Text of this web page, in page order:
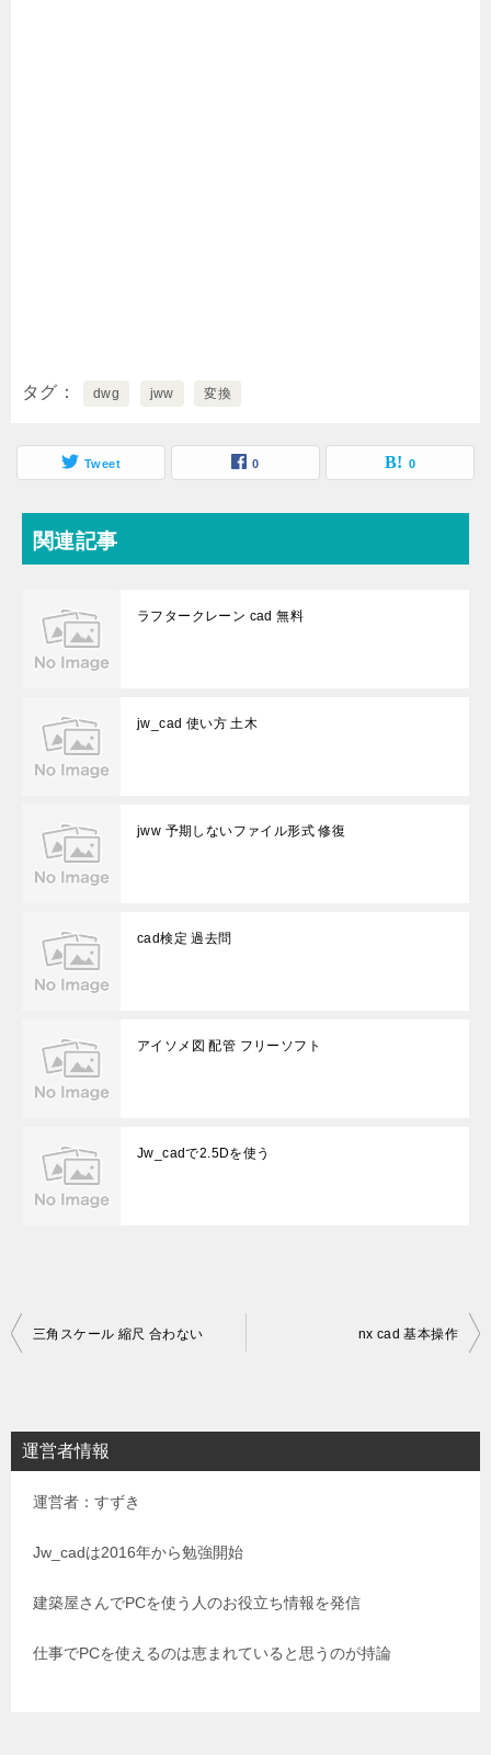
タグ dwg jww 変換
Tweet 0 0
関連記事
ラフタークレーン cad 無料
jw_cad 使い方 土木
jww 予期しないファイル形式 修復
cad検定 過去問
アイソメ図 配管 フリーソフト
Jw_cadで2.5Dを使う
投
ビ
ゲ
三角スケール 縮尺 合わない nx cad 基本操作
運営者情報
運営者：すずき
Jw_cadは2016年から勉強開始
建築屋さんでPCを使う人のお役立ち情報を発信
仕事でPCを使えるのは恵まれていると思うのが持論